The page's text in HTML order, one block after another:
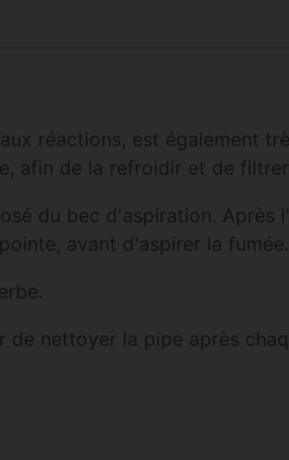
réactions, est également
afin de la refroidir et de
du bec d'aspiration. Après
avant d'aspirer la fumée.
de nettoyer la pipe après